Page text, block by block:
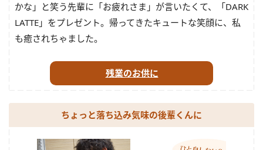
かな」と笑う先輩に「お疲れさま」が言いたくて、「DARK
LATTE」をプレゼント。帰ってきたキュートな笑顔に、私
も癒されちゃました。
残業のお供に
ちょっと落ち込み気味の後輩くんに